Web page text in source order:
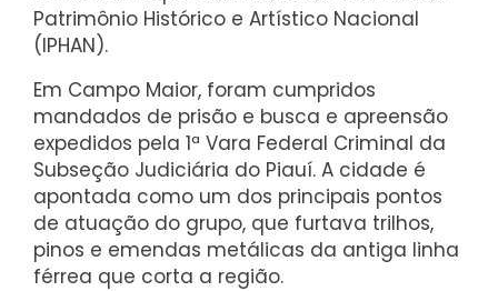
Patrimônio Histórico e Artístico Nacional
(IPHAN).
Em Campo Maior, foram cumpridos
mandados de prisão e busca e apreensão
expedidos pela 1ª Vara Federal Criminal da
Subseção Judiciária do Piauí. A cidade é
apontada como um dos principais pontos
de atuação do grupo, que furtava trilhos,
pinos e emendas metálicas da antiga linha
férrea que corta a região.